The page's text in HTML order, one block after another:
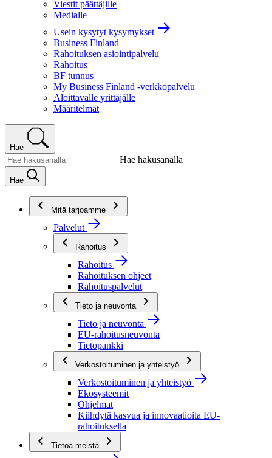
Viestit päättäjille
Medialle
Usein kysytyt kysymykset
Business Finland
Rahoituksen asiointipalvelu
Rahoitus
BF tunnus
My Business Finland -verkkopalvelu
Aloittavalle yrittäjälle
Määritelmät
Hae
Hae hakusanalla
Hae
Mitä tarjoamme
Palvelut
Rahoitus
Rahoitus
Rahoituksen ohjeet
Rahoituspalvelut
Tieto ja neuvonta
Tieto ja neuvonta
EU-rahoitusneuvonta
Tietopankki
Verkostoituminen ja yhteistyö
Verkostoituminen ja yhteistyö
Ekosysteemit
Ohjelmat
Kiihdytä kasvua ja innovaatioita EU-
rahoituksella
Tietoa meistä